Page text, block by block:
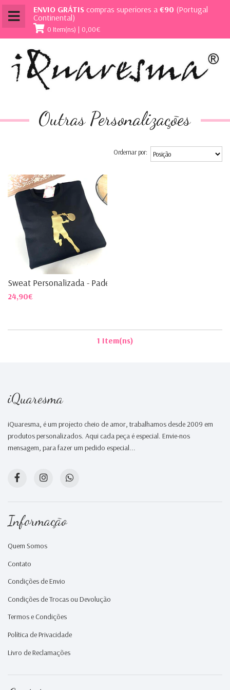
ENVIO GRÁTIS compras superiores a €90 (Portugal
Continental)
0 Item(ns) | 0,00€
Outras Personalizações
Ordernar por:
Sweat Personalizada - Padel
24,90€
1 Item(ns)
iQuaresma
iQuaresma, é um projecto cheio de amor, trabalhamos desde 2009 em
produtos personalizados. Aqui cada peça é especial. Envie-nos
mensagem, para fazer um pedido especial...
Informação
Quem Somos
Contato
Condições de Envio
Condições de Trocas ou Devolução
Termos e Condições
Política de Privacidade
Livro de Reclamações